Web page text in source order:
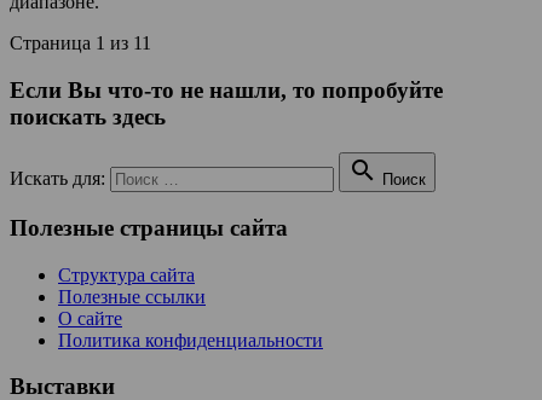
Страница 1 из 11
Если Вы что-то не нашли, то попробуйте
поискать здесь
Искать для:  Поиск
Полезные страницы сайта
Структура сайта
Полезные ссылки
О сайте
Политика конфиденциальности
Выставки